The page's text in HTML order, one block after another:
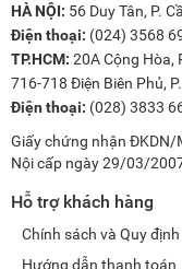
HÀ NỘI: 56 Duy Tân, P.
Điện thoại: (024) 3568
TP.HCM: 20A Cộng Hòa,
716-718 Điện Biên Phủ,
Điện thoại: (028) 3833
Giấy chứng nhận ĐKDN/
Nội cấp ngày 29/03/
Hỗ trợ khách hàng
Chính sách và Quy
Hướng dẫn thanh toán